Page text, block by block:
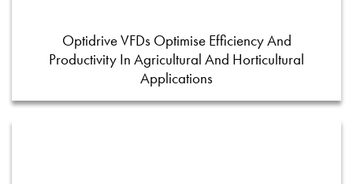
Optidrive VFDs Optimise Efficiency And
Productivity In Agricultural And Horticultural
Applications